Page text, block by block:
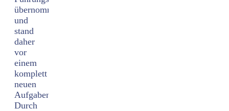
übernommen
und
stand
daher
vor
einem
komplett
neuen
Aufgabenbereich.
Durch